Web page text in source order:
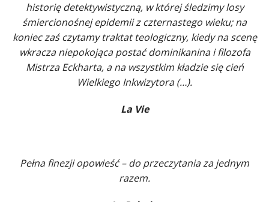
historię detektywistyczną, w której śledzimy losy
śmiercionośnej epidemii z czternastego wieku; na
koniec zaś czytamy traktat teologiczny, kiedy na scenę
wkracza niepokojąca postać dominikanina i filozofa
Mistrza Eckharta, a na wszystkim kładzie się cień
Wielkiego Inkwizytora (…).
La Vie
Pełna finezji opowieść – do przeczytania za jednym
razem.